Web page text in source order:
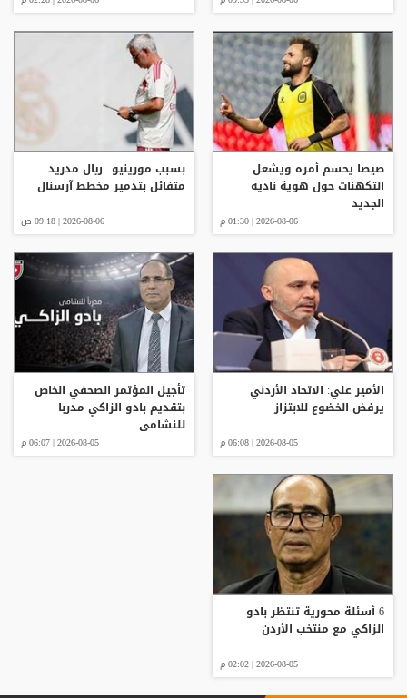
صيصا يحسم أمره ويشعل
التكهنات حول هوية ناديه
الجديد
2026-08-06 | 01:30 م
بسبب مورينيو.. ريال مدريد
متفائل بتدمير مخطط آرسنال
2026-08-06 | 09:18 ص
الأمير علي: الاتحاد الأردني
يرفض الخضوع للابتزاز
2026-08-05 | 06:08 م
تأجيل المؤتمر الصحفي الخاص
بتقديم بادو الزاكي مدربا
للنشامى
2026-08-05 | 06:07 م
6 أسئلة محورية تنتظر بادو
الزاكي مع منتخب الأردن
2026-08-05 | 02:02 م